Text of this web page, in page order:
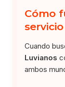
Cómo
Cuando
Luvianos
ambos